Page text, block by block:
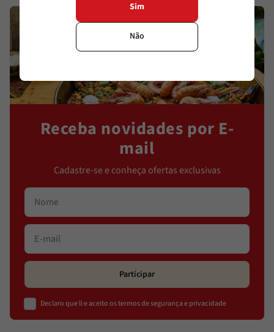
Receba novidades por E-
mail
Cadastre-se e conheça ofertas exclusivas
Participar
Declaro que li e aceito os termos de segurança e privacidade
Sim
Não